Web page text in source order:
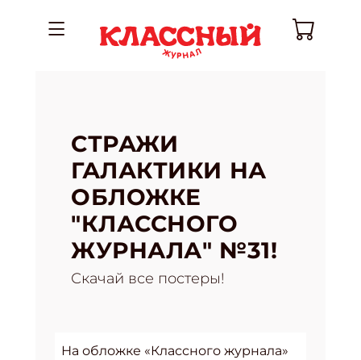
СТРАЖИ
ГАЛАКТИКИ НА
ОБЛОЖКЕ
"КЛАССНОГО
ЖУРНАЛА" №31!
Скачай все постеры!
На обложке «Классного журнала»